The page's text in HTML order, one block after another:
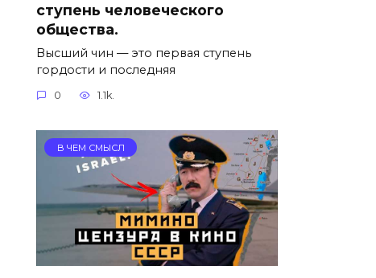
ступень человеческого
общества.
Высший чин — это первая ступень
гордости и последняя
0 1.1k.
В ЧЕМ СМЫСЛ